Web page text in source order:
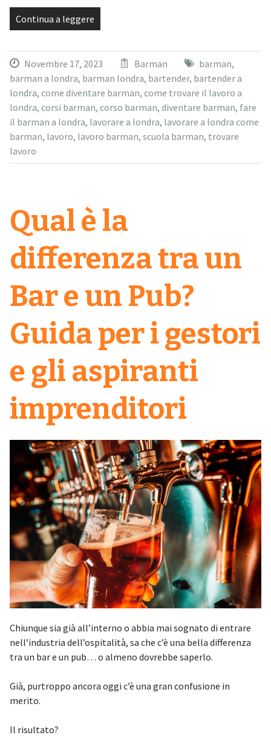
Continua a leggere
Novembre 17, 2023 Barman barman,
barman a londra, barman londra, bartender, bartender a
londra, come diventare barman, come trovare il lavoro a
londra, corsi barman, corso barman, diventare barman, fare
il barman a londra, lavorare a londra, lavorare a londra come
barman, lavoro, lavoro barman, scuola barman, trovare
lavoro
Qual è la
differenza tra un
Bar e un Pub?
Guida per i gestori
e gli aspiranti
imprenditori
Chiunque sia già all’interno o abbia mai sognato di entrare
nell’industria dell’ospitalità, sa che c’è una bella differenza
tra un bar e un pub… o almeno dovrebbe saperlo.
Già, purtroppo ancora oggi c’è una gran confusione in
merito.
Il risultato?